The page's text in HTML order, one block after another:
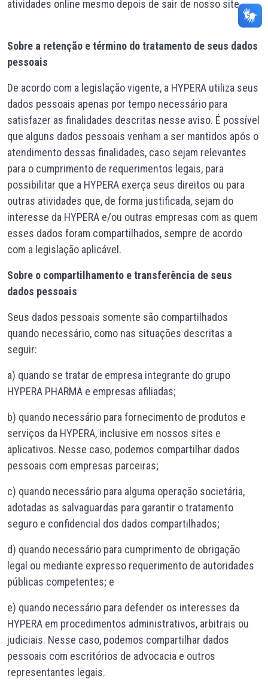
atividades online mesmo depois de sair de nosso site.
Sobre a retenção e término do tratamento de seus dados
pessoais
De acordo com a legislação vigente, a HYPERA utiliza seus
dados pessoais apenas por tempo necessário para
satisfazer as finalidades descritas nesse aviso. É possível
que alguns dados pessoais venham a ser mantidos após o
atendimento dessas finalidades, caso sejam relevantes
para o cumprimento de requerimentos legais, para
possibilitar que a HYPERA exerça seus direitos ou para
outras atividades que, de forma justificada, sejam do
interesse da HYPERA e/ou outras empresas com as quem
esses dados foram compartilhados, sempre de acordo
com a legislação aplicável.
Sobre o compartilhamento e transferência de seus
dados pessoais
Seus dados pessoais somente são compartilhados
quando necessário, como nas situações descritas a
seguir:
a) quando se tratar de empresa integrante do grupo
HYPERA PHARMA e empresas afiliadas;
b) quando necessário para fornecimento de produtos e
serviços da HYPERA, inclusive em nossos sites e
aplicativos. Nesse caso, podemos compartilhar dados
pessoais com empresas parceiras;
c) quando necessário para alguma operação societária,
adotadas as salvaguardas para garantir o tratamento
seguro e confidencial dos dados compartilhados;
d) quando necessário para cumprimento de obrigação
legal ou mediante expresso requerimento de autoridades
públicas competentes; e
e) quando necessário para defender os interesses da
HYPERA em procedimentos administrativos, arbitrais ou
judiciais. Nesse caso, podemos compartilhar dados
pessoais com escritórios de advocacia e outros
representantes legais.